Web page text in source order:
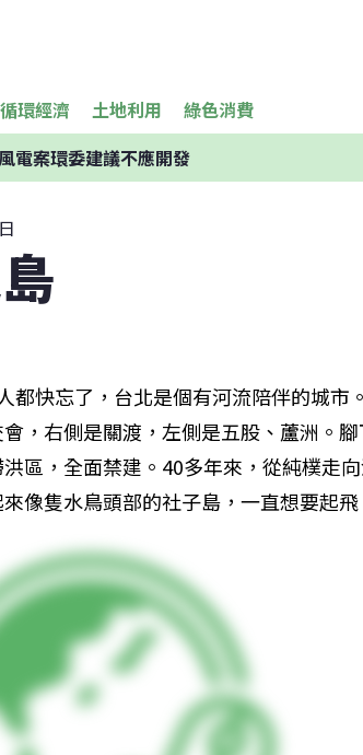
循環經濟 土地利用 綠色消費
電案環委建議不應開發
都快忘了，台北是個有河流陪伴的城市
，右側是關渡，左側是五股、蘆洲。
區，全面禁建。40多年來，從純樸走
像隻水鳥頭部的社子島，一直想要起